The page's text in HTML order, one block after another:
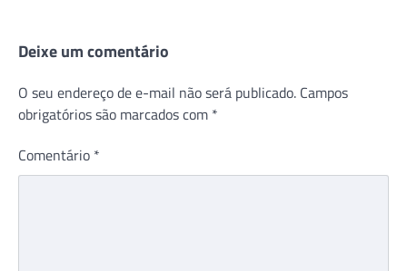
Deixe um comentário
O seu endereço de e-mail não será publicado. Campos
obrigatórios são marcados com *
Comentário *